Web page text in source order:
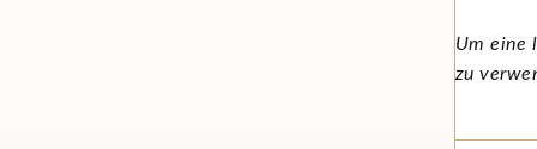
Um eine
zu